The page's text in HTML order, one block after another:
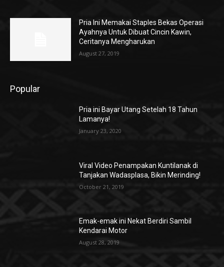
Pria Ini Memakai Staples Bekas Operasi
Ayahnya Untuk Dibuat Cincin Kawin,
Ceritanya Mengharukan
August 27, 2019
Popular
Pria ini Bayar Utang Setelah 18 Tahun
Lamanya!
January 23, 2020
Viral Video Penampakan Kuntilanak di
Tanjakan Wadasplasa, Bikin Merinding!
October 21, 2019
Emak-emak ini Nekat Berdiri Sambil
Kendarai Motor
August 28, 2019